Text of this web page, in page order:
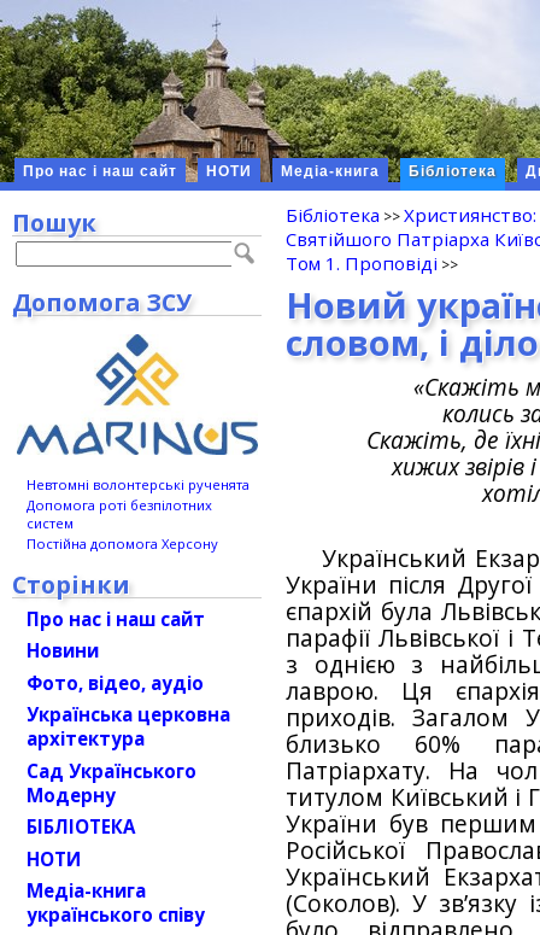
Про нас і наш сайт НОТИ Медіа-книга Бібліотека
Бібліотека
Святійшого Патріарха
Том 1. Проповіді
Новий
словом, і
«Скажіть
колись
Скажіть, де
хижих звірів
Український
України після
єпархій була
парафії Львівської
з однією з
лаврою. Ця
приходів. Загалом
близько 60%
Патріархату. На
титулом Київський
України був
Російської
Український
(Соколов). У зв’язку
Пошук
Допомога ЗСУ
Невтомні волонтерські рученята
Допомога роті безпілотних
систем
Постійна допомога Херсону
Сторінки
Про нас і наш сайт
Новини
Фото, відео, аудіо
Українська церковна
архітектура
Сад Українського
Модерну
БІБЛІОТЕКА
НОТИ
Медіа-книга
українського співу